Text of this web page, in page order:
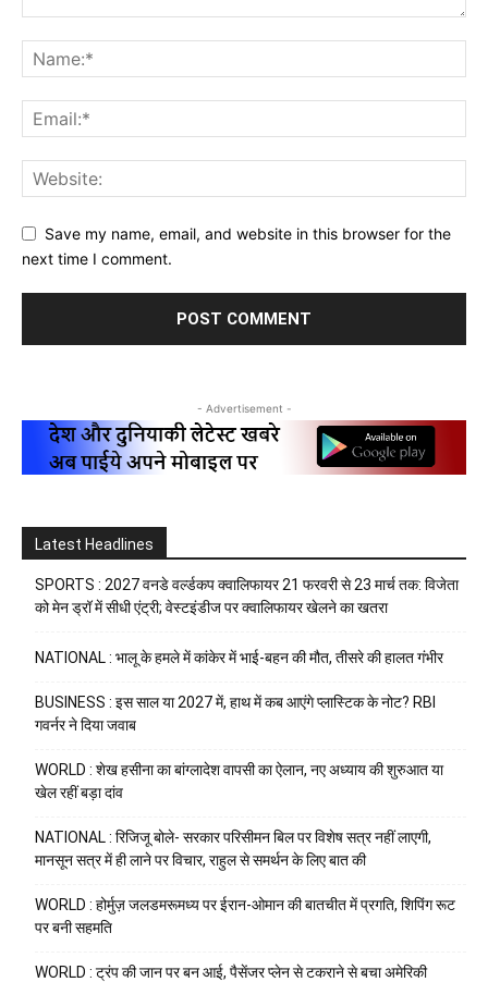
Save my name, email, and website in this browser for the
next time I comment.
- Advertisement -
Latest Headlines
SPORTS : 2027 वनडे वर्ल्डकप क्वालिफायर 21 फरवरी से 23 मार्च तक: विजेता
को मेन ड्रॉ में सीधी एंट्री; वेस्टइंडीज पर क्वालिफायर खेलने का खतरा
NATIONAL : भालू के हमले में कांकेर में भाई-बहन की मौत, तीसरे की हालत गंभीर
BUSINESS : इस साल या 2027 में, हाथ में कब आएंगे प्लास्टिक के नोट? RBI
गवर्नर ने दिया जवाब
WORLD : शेख हसीना का बांग्लादेश वापसी का ऐलान, नए अध्याय की शुरुआत या
खेल रहीं बड़ा दांव
NATIONAL : रिजिजू बोले- सरकार परिसीमन बिल पर विशेष सत्र नहीं लाएगी,
मानसून सत्र में ही लाने पर विचार, राहुल से समर्थन के लिए बात की
WORLD : होर्मुज़ जलडमरूमध्य पर ईरान-ओमान की बातचीत में प्रगति, शिपिंग रूट
पर बनी सहमति
WORLD : ट्रंप की जान पर बन आई, पैसेंजर प्लेन से टकराने से बचा अमेरिकी